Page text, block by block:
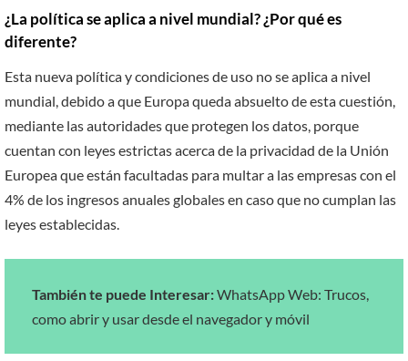
¿La política se aplica a nivel mundial? ¿Por qué es
diferente?
Esta nueva política y condiciones de uso no se aplica a nivel
mundial, debido a que Europa queda absuelto de esta cuestión,
mediante las autoridades que protegen los datos, porque
cuentan con leyes estrictas acerca de la privacidad de la Unión
Europeaque están facultadas para multar a las empresas con el
4% de los ingresos anuales globales en caso que no cumplan las
leyes establecidas.
También te puede Interesar:WhatsApp Web: Trucos,
como abrir y usar desde el navegador y móvil